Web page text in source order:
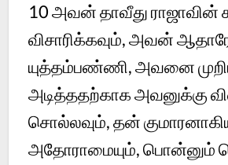
10அவன் தாவீது ராஜாவின்
விசாரிக்கவும், அவன்
யுத்தம்பண்ணி, அவனை
அடித்ததற்காக அவனுக்கு
சொல்லவும், தன்
அதோராமையும், பொன்னும்